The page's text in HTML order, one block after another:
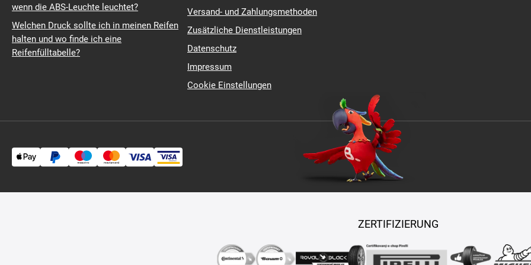
wenn die ABS-Leuchte leuchtet?
Welchen Druck sollte ich in meinen Reifen
halten und wo finde ich eine
Reifenfülltabelle?
Versand- und Zahlungsmethoden
Zusätzliche Dienstleistungen
Datenschutz
Impressum
Cookie Einstellungen
ZERTIFIZIERUNG